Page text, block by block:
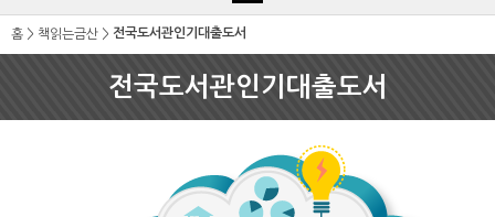
홈 > 책읽는금산 > 전국도서관인기대출도서
전국도서관인기대출도서